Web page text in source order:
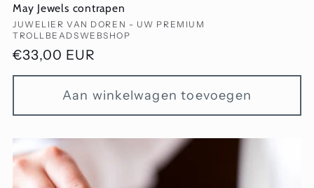
May Jewels contrapen
Verkoper:
JUWELIER VAN DOREN - UW PREMIUM
TROLLBEADSWEBSHOP
Normale
prijs
€33,00 EUR
Aan winkelwagen toevoegen